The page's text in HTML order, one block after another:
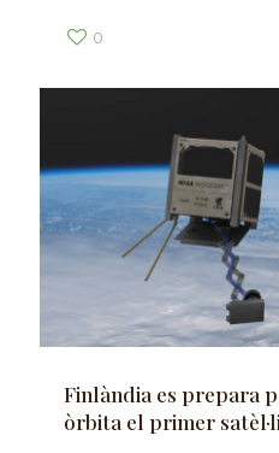
0
Finlàndia es prepara
òrbita el primer